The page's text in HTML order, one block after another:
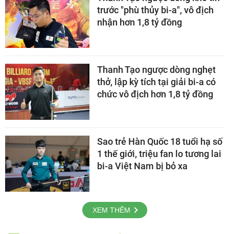
trước "phù thủy bi-a", vô địch
nhận hơn 1,8 tỷ đồng
Thanh Tạo ngược dòng nghẹt
thở, lập kỳ tích tại giải bi-a có
chức vô địch hơn 1,8 tỷ đồng
Sao trẻ Hàn Quốc 18 tuổi hạ số
1 thế giới, triệu fan lo tương lai
bi-a Việt Nam bị bỏ xa
XEM THÊM